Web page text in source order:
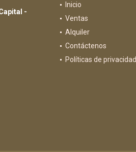
-
Inicio
Ventas
Alquiler
Contáctenos
Políticas de privacidad